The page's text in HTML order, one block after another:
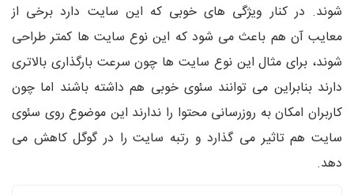
شوند. در کنار ویژگی های خوبی که این سایت دارد برخی از
معایب آن هم باعث می شود که این نوع سایت ها کمتر طراحی
شوند، برای مثال این نوع سایت ها چون سرعت بارگذاری بالاتری
دارند بنابراین می توانند سئوی خوبی هم داشته باشند اما چون
کاربران امکان به روزرسانی محتوا را ندارند این موضوع روی سئوی
سایت هم تاثیر می گذارد و رتبه سایت را در گوگل کاهش می
دهد.